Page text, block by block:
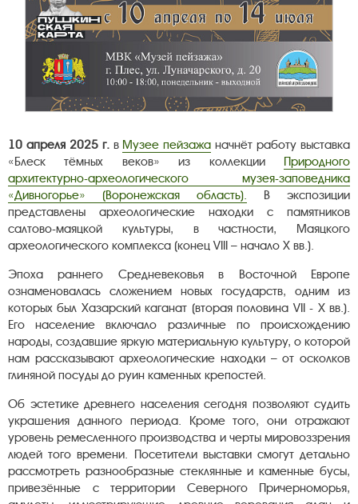
10 апреля 2025 г.в Музее пейзажа начнёт работу выставка
«Блеск тёмных веков» из коллекции Природного
архитектурно-археологического музея-заповедника
«Дивногорье» (Воронежская область). В экспозиции
представлены археологические находки с памятников
салтово-маяцкой культуры, в частности, Маяцкого
археологического комплекса (конец VIII – начало X вв.).
Эпоха раннего Средневековья в Восточной Европе
ознаменовалась сложением новых государств, одним из
которых был Хазарский каганат (вторая половина VII - X вв.).
Его население включало различные по происхождению
народы, создавшие яркую материальную культуру, о которой
нам рассказывают археологические находки – от осколков
глиняной посуды до руин каменных крепостей.
Об эстетике древнего населения сегодня позволяют судить
украшения данного периода. Кроме того, они отражают
уровень ремесленного производства и черты мировоззрения
людей того времени. Посетители выставки смогут детально
рассмотреть разнообразные стеклянные и каменные бусы,
привезённые с территории Северного Причерноморья,